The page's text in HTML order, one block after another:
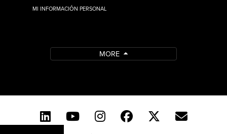
MI INFORMACIÓN PERSONAL
MORE